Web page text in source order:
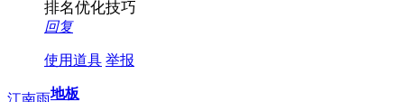
排名优化技巧
回复
使用道具 举报
江南雨地板